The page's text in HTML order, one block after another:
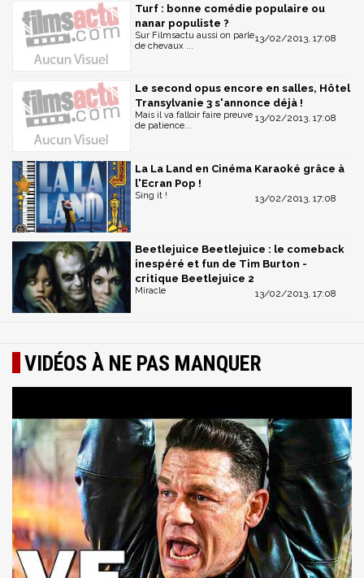
Turf : bonne comédie populaire ou
nanar populiste ?
13/02/2013, 17:08
Sur Filmsactu aussi on parle
de chevaux ...
Le second opus encore en salles, Hôtel
Transylvanie 3 s'annonce déjà !
13/02/2013, 17:08
Mais il va falloir faire preuve
de patience...
La La Land en Cinéma Karaoké grâce à
l'Ecran Pop !
13/02/2013, 17:08
Sing it !
Beetlejuice Beetlejuice : le comeback
inespéré et fun de Tim Burton -
critique Beetlejuice 2
13/02/2013, 17:08
Miracle
VIDÉOS À NE PAS MANQUER